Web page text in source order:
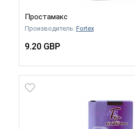
Простамакс
Производитель: Fortex
9.20 GBP